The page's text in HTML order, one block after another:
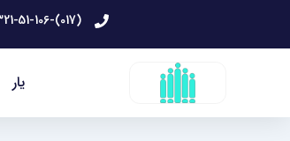
محتوا
(017)-321-51-106
یار